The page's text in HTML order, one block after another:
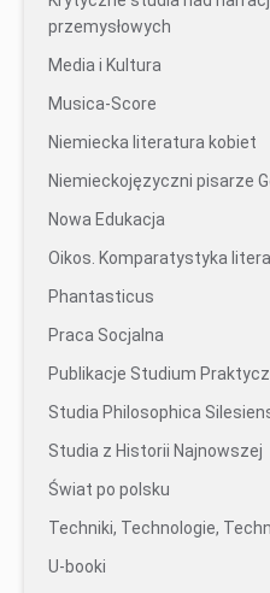
przemysłowych
Media i Kultura
Musica-Score
Niemiecka literatura kobiet
Niemieckojęzyczni pisarze
Nowa Edukacja
Oikos. Komparatystyka
Phantasticus
Praca Socjalna
Publikacje Studium
Studia Philosophica
Studia z Historii Najnowszej
Świat po polsku
Techniki, Technologie,
U-booki